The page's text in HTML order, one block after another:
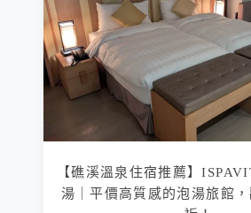
【礁溪溫泉住宿推薦】
湯｜平價高質感的泡湯旅館